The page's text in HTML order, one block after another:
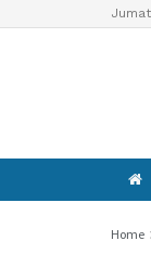
Home